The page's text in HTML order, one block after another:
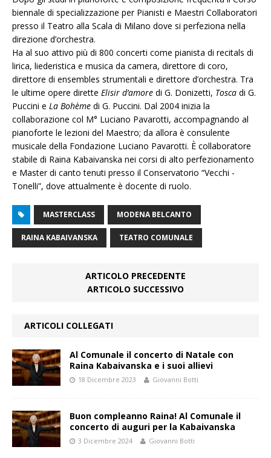
biennale di specializzazione per Pianisti e Maestri Collaboratori
presso il Teatro alla Scala di Milano dove si perfeziona nella
direzione d’orchestra.
Ha al suo attivo più di 800 concerti come pianista di recitals di
lirica, liederistica e musica da camera, direttore di coro,
direttore di ensembles strumentali e direttore d’orchestra. Tra
le ultime opere dirette Elisir d’amore di G. Donizetti, Tosca di G.
Puccini e La Bohème di G. Puccini. Dal 2004 inizia la
collaborazione col M° Luciano Pavarotti, accompagnando al
pianoforte le lezioni del Maestro; da allora è consulente
musicale della Fondazione Luciano Pavarotti. È collaboratore
stabile di Raina Kabaivanska nei corsi di alto perfezionamento
e Master di canto tenuti presso il Conservatorio “Vecchi -
Tonelli”, dove attualmente è docente di ruolo.
MASTERCLASS MODENA BELCANTO
RAINA KABAIVANSKA TEATRO COMUNALE
ARTICOLO PRECEDENTE
ARTICOLO SUCCESSIVO
ARTICOLI COLLEGATI
Al Comunale il concerto di Natale con
Raina Kabaivanska e i suoi allievi
18 Dicembre 2023 Giovanni Botti
Buon compleanno Raina! Al Comunale il
concerto di auguri per la Kabaivanska
3 Dicembre 2024 Giovanni Botti